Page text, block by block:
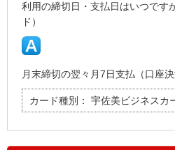
利用の締切日・支払日はいつです
ド）
月末締切の翌々月7日支払（口座決
カード種別： 宇佐美ビジネスカ